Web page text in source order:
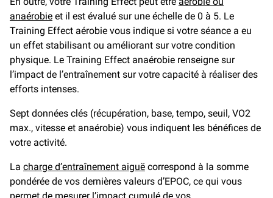
anaérobie et il est évalué sur une échelle de 0 à 5. Le
Training Effect aérobie vous indique si votre séance a eu
un effet stabilisant ou améliorant sur votre condition
physique. Le Training Effect anaérobie renseigne sur
l’impact de l’entraînement sur votre capacité à réaliser des
efforts intenses.
Sept données clés (récupération, base, tempo, seuil, VO2
max., vitesse et anaérobie) vous indiquent les bénéfices de
votre activité.
La charge d’entraînement aiguë correspond à la somme
pondérée de vos dernières valeurs d’EPOC, ce qui vous